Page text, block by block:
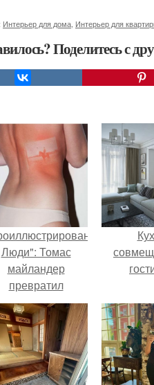
Интерьер для дома Интерьер для
Поделитесь с
Люди": Томас
майландер
превратил
ожоги в
арт - объект.